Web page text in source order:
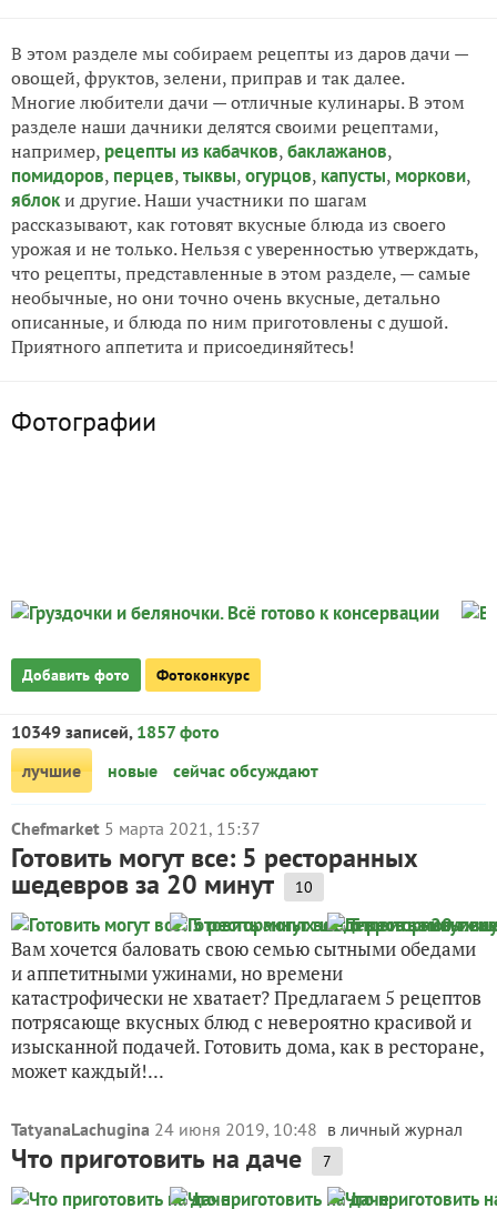
В этом разделе мы собираем рецепты из даров дачи —
овощей, фруктов, зелени, приправ и так далее.
Многие любители дачи — отличные кулинары. В этом
разделе наши дачники делятся своими рецептами,
например, рецепты из кабачков,баклажанов,
помидоров, перцев,тыквы,огурцов, капусты, моркови,
яблоки другие. Наши участники по шагам
рассказывают, как готовят вкусные блюда из своего
урожая и не только. Нельзя с уверенностью утверждать,
что рецепты, представленные в этом разделе, — самые
необычные, но они точно очень вкусные, детально
описанные, и блюда по ним приготовлены с душой.
Приятного аппетита и присоединяйтесь!
Фотографии
Добавить фото Фотоконкурс
10349 записей, 1857 фото
лучшие
новые сейчас обсуждают
Chefmarket 5 марта 2021, 15:37
Готовить могут все: 5 ресторанных
шедевров за 20 минут 10
Вам хочется баловать свою семью сытными обедами
и аппетитными ужинами, но времени
катастрофически не хватает? Предлагаем 5 рецептов
потрясающе вкусных блюд с невероятно красивой и
изысканной подачей. Готовить дома, как в ресторане,
может каждый!...
TatyanaLachugina 24 июня 2019, 10:48 в личный журнал
Что приготовить на даче 7